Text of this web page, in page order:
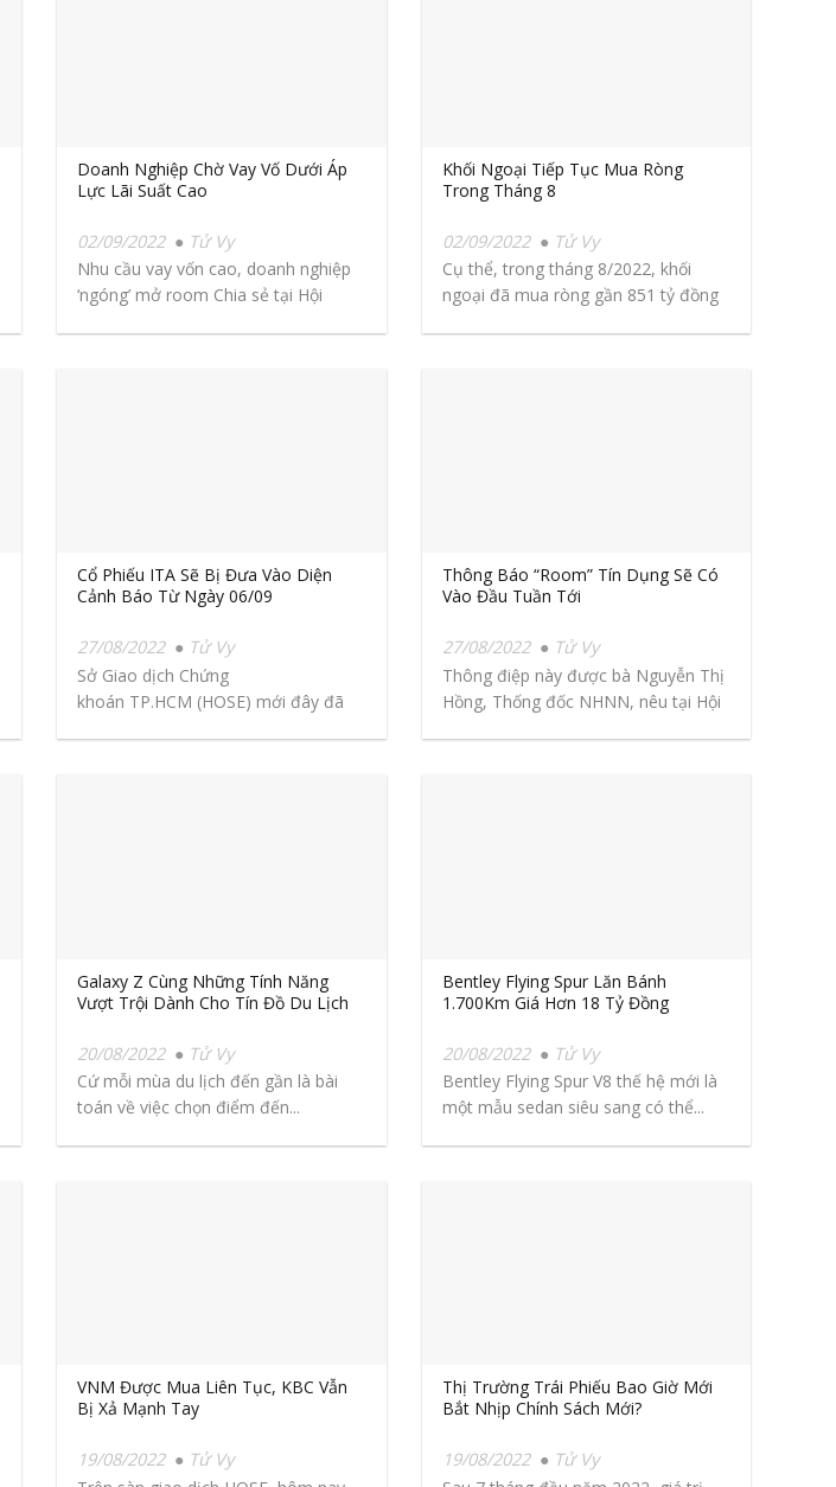
Doanh Nghiệp Chờ Vay Vố Dưới Áp
Lực Lãi Suất Cao
02/09/2022
Tử Vy
Nhu cầu vay vốn cao, doanh nghiệp
‘ngóng’ mở room Chia sẻ tại Hội
Khối Ngoại Tiếp Tục Mua Ròng
Trong Tháng 8
02/09/2022
Tử Vy
Cụ thể, trong tháng 8/2022, khối
ngoại đã mua ròng gần 851 tỷ đồng
Cổ Phiếu ITA Sẽ Bị Đưa Vào Diện
Cảnh Báo Từ Ngày 06/09
27/08/2022
Tử Vy
Sở Giao dịch Chứng
khoán TP.HCM (HOSE) mới đây đã
Thông Báo “Room” Tín Dụng Sẽ Có
Vào Đầu Tuần Tới
27/08/2022
Tử Vy
Thông điệp này được bà Nguyễn Thị
Hồng, Thống đốc NHNN, nêu tại Hội
Galaxy Z Cùng Những Tính Năng
Vượt Trội Dành Cho Tín Đồ Du Lịch
20/08/2022
Tử Vy
Cứ mỗi mùa du lịch đến gần là bài
toán về việc chọn điểm đến...
Bentley Flying Spur Lăn Bánh
1.700Km Giá Hơn 18 Tỷ Đồng
20/08/2022
Tử Vy
Bentley Flying Spur V8 thế hệ mới là
một mẫu sedan siêu sang có thể...
VNM Được Mua Liên Tục, KBC Vẫn
Bị Xả Mạnh Tay
19/08/2022
Tử Vy
Thị Trường Trái Phiếu Bao Giờ Mới
Bắt Nhịp Chính Sách Mới?
19/08/2022
Tử Vy